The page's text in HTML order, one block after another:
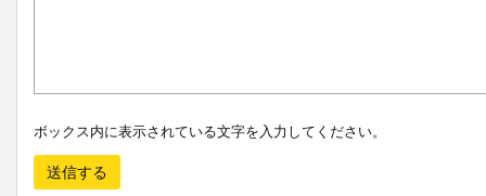
ボックス内に表示されている文字を入力してください。
送信する